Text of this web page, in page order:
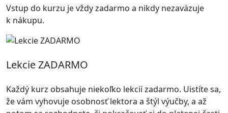
Vstup do kurzu je vždy zadarmo a nikdy nezaväzuje
k nákupu.
Lekcie ZADARMO
Každý kurz obsahuje niekoľko lekcií zadarmo. Uistíte sa,
že vám vyhovuje osobnosť lektora a štýl výučby, a až